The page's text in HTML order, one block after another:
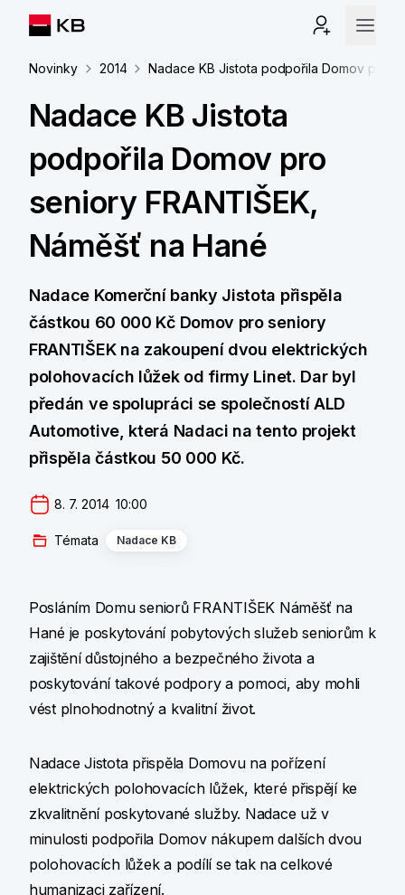
Novinky 2014 Nadace KB Jistota podpořila Domov pro
Nadace KB Jistota
podpořila Domov pro
seniory FRANTIŠEK,
Náměšť na Hané
Nadace Komerční banky Jistota přispěla
částkou 60 000 Kč Domov pro seniory
FRANTIŠEK na zakoupení dvou elektrických
polohovacích lůžek od firmy Linet. Dar byl
předán ve spolupráci se společností ALD
Automotive, která Nadaci na tento projekt
přispěla částkou 50 000 Kč.
8. 7. 2014  10:00
Témata Nadace KB
Posláním Domu seniorů FRANTIŠEK Náměšť na
Hané je poskytování pobytových služeb seniorům k
zajištění důstojného a bezpečného života a
poskytování takové podpory a pomoci, aby mohli
vést plnohodnotný a kvalitní život.
Nadace Jistota přispěla Domovu na pořízení
elektrických polohovacích lůžek, které přispějí ke
zkvalitnění poskytované služby. Nadace už v
minulosti podpořila Domov nákupem dalších dvou
polohovacích lůžek a podílí se tak na celkové
humanizaci zařízení.